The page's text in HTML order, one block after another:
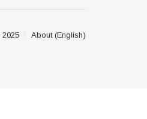
About (English)